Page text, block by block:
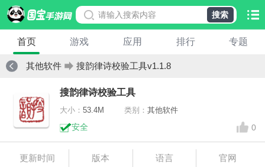
搜索
首页 游戏 应用 排行 专题
其他软件 搜韵律诗校验工具v1.1.8
搜韵律诗校验工具
大小： 53.4M 类别： 其他软件
安全 0
更新时间
版本
语言
官网